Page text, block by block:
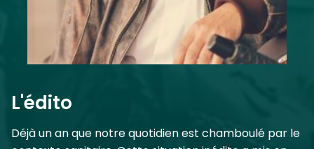
L'édito
Déjà un an que notre quotidien est chamboulé par le